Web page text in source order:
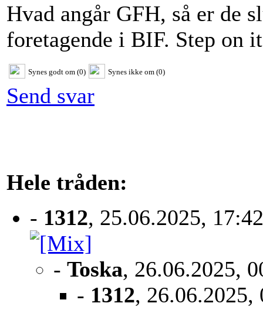
Hvad angår GFH, så er de
foretagende i BIF. Step on
Synes godt om (0) Synes ikke om (0)
Send svar
Hele tråden:
- 1312, 25.06.2025,
- Toska, 26.06.2025,
- 1312, 26.06.2025,